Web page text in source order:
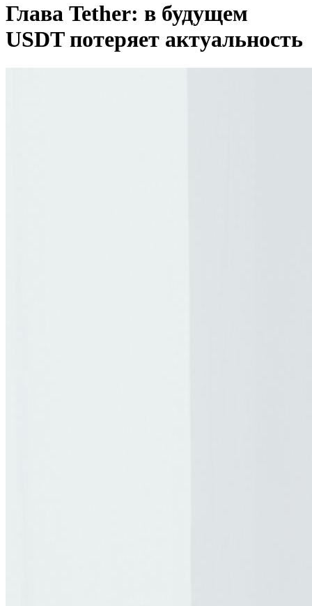
Глава Tether: в будущем
USDT потеряет актуальность